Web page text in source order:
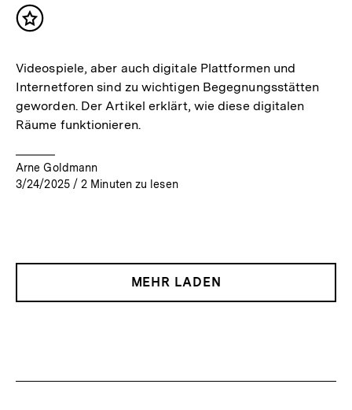
Inhalt
Videospiele, aber auch digitale Plattformen und
Internetforen sind zu wichtigen Begegnungsstätten
geworden. Der Artikel erklärt, wie diese digitalen
Räume funktionieren.
Arne Goldmann
3/24/2025 / 2 Minuten zu lesen
MEHR LADEN